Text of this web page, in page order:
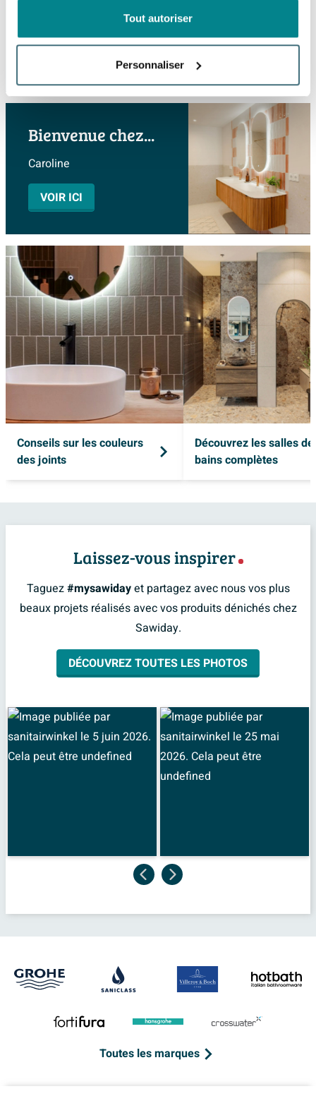
Tout autoriser
Personnaliser
Bienvenue chez...
Caroline
VOIR ICI
Conseils sur les couleurs
des joints
Découvrez les salles de
bains complètes
Laissez-vous inspirer
Taguez#mysawidayet partagez avec nous vos plus
beaux projets réalisés avec vos produits dénichés chez
Sawiday.
DÉCOUVREZ TOUTES LES PHOTOS
Toutes les marques